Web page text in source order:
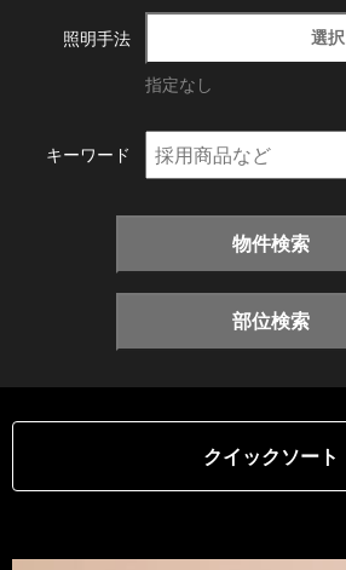
照明手法 選択
指定なし
キーワード
物件検索
部位検索
クイックソート